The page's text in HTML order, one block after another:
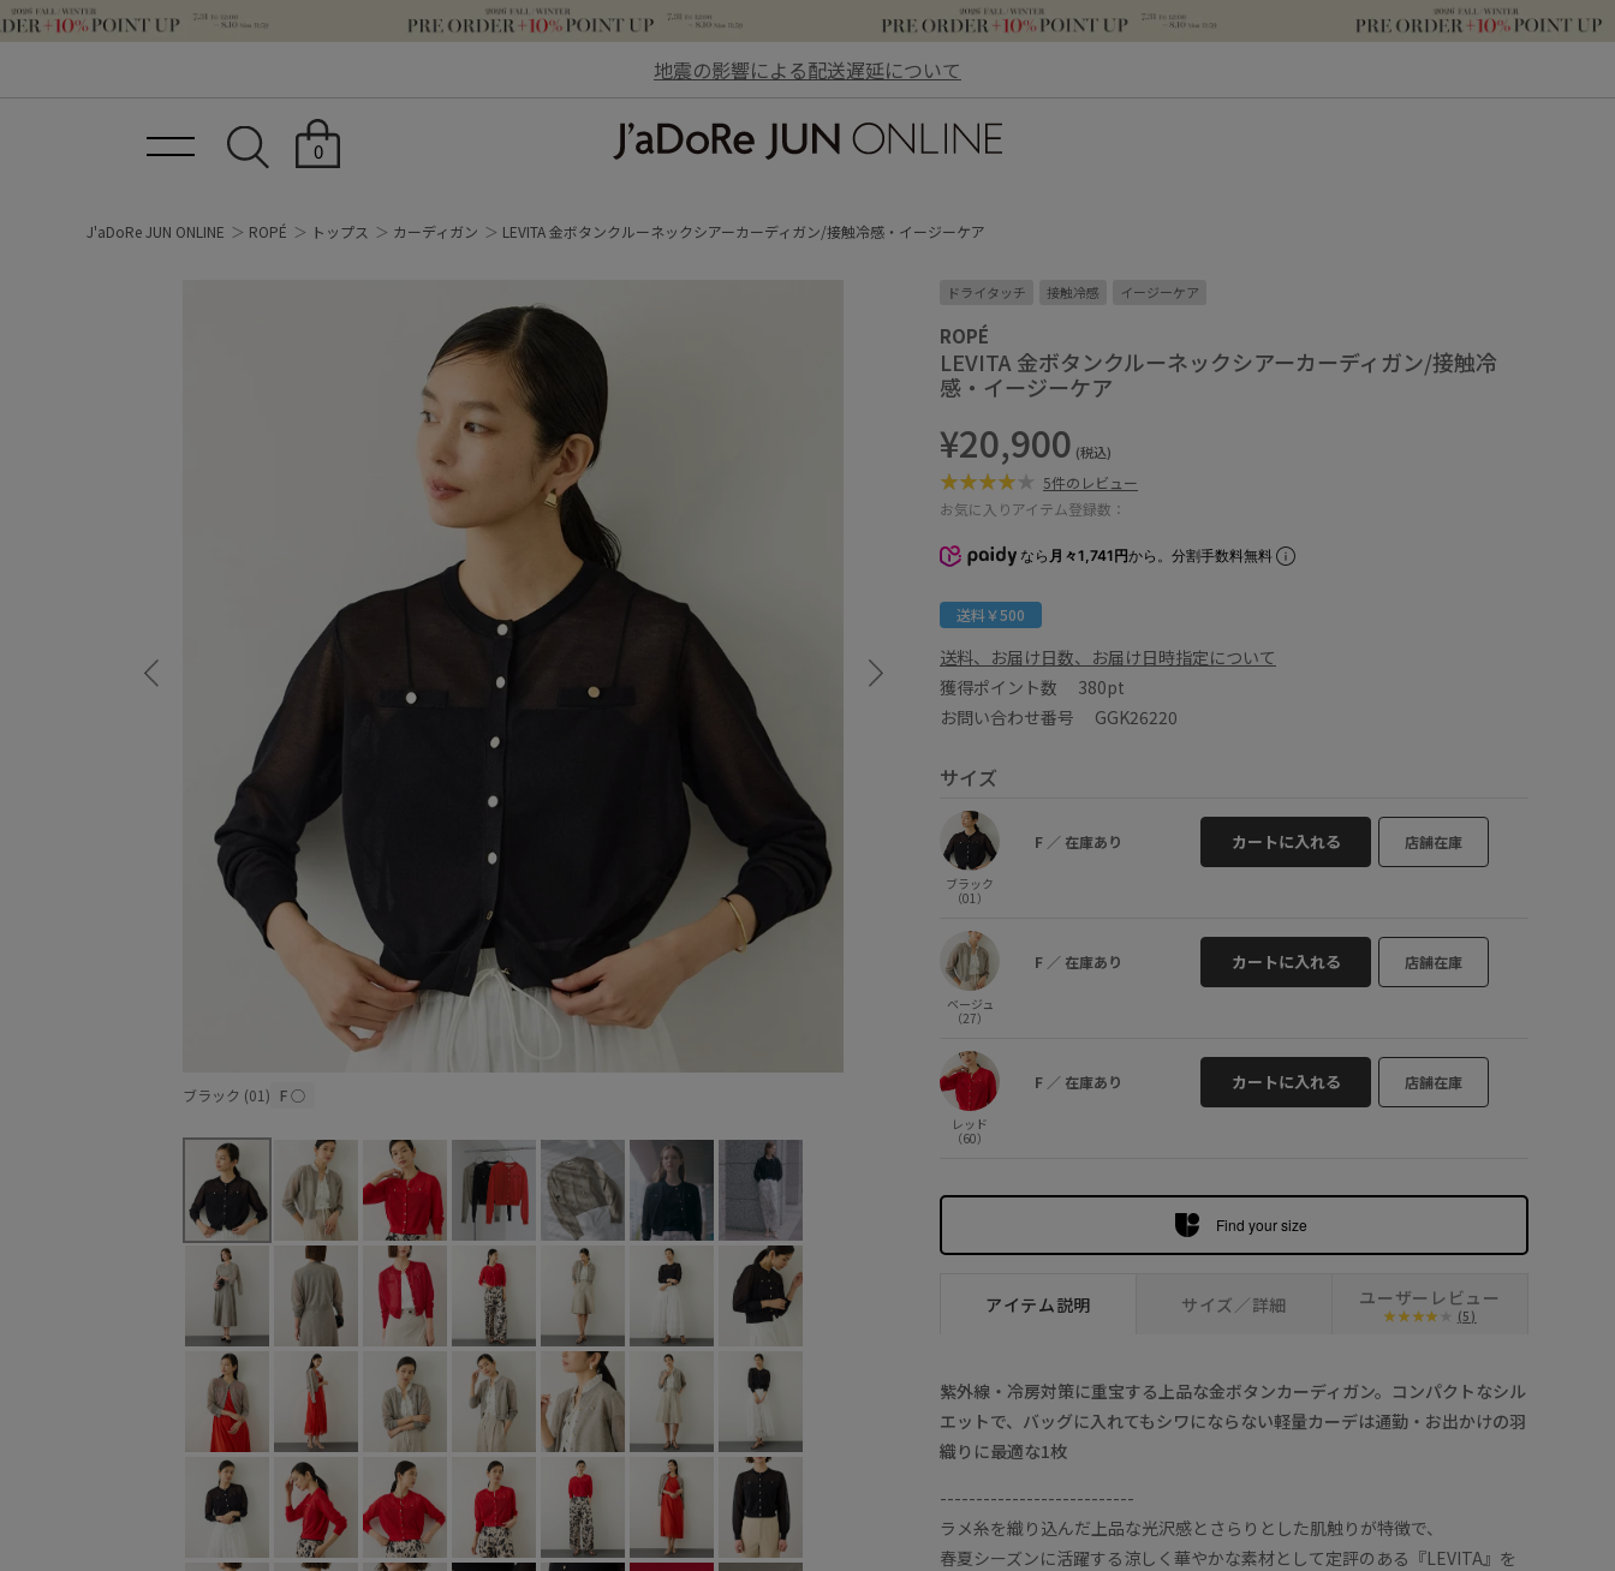
地震の影響による配送遅延について
0
J'aDoRe JUN ONLINE ROPÉ トップス カーディガン LEVITA 金ボタンクルーネックシアーカーディガン/接触冷感・イージーケア
ブラック (01) F○ ベージュ (27) F ○
ドライタッチ 接触冷感 イージーケア
ROPÉ
LEVITA 金ボタンクルーネックシアーカーディガン/接触冷
感・イージーケア
¥20,900 (税込)
5件のレビュー
お気に入りアイテム登録数：
なら 月々1,741円から。分割手数料無料
送料￥500
送料、お届け日数、お届け日時指定について
獲得ポイント数 380pt
お問い合わせ番号 GGK26220
サイズ
ブラック
（01）
F ／ 在庫あり カートに入れる 店舗在庫
ベージュ
（27）
F ／ 在庫あり カートに入れる 店舗在庫
レッド
（60）
F ／ 在庫あり カートに入れる 店舗在庫
Find your size
アイテム説明 サイズ／詳細 ユーザーレビュー
(5)
紫外線・冷房対策に重宝する上品な金ボタンカーディガン。コンパクトなシル
エットで、バッグに入れてもシワにならない軽量カーデは通勤・お出かけの羽
織りに最適な1枚
---------------------------
ラメ糸を織り込んだ上品な光沢感とさらりとした肌触りが特徴で、
春夏シーズンに活躍する涼しく華やかな素材として定評のある『LEVITA』を